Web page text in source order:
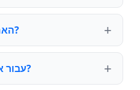
האם אוסלו מקיים שעון קיץ?
מהו ה-UTC offset עבור אוסלו?